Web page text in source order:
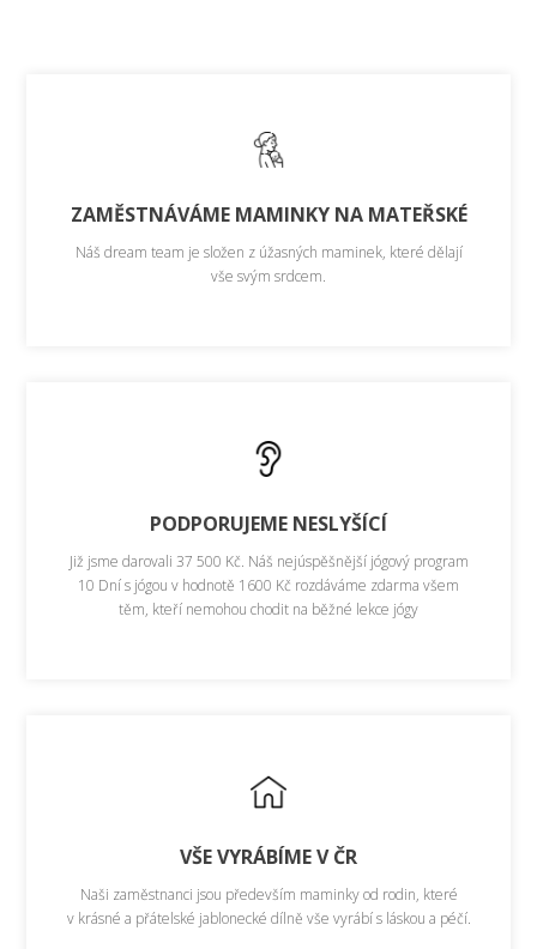
ZAMĚSTNÁVÁME MAMINKY NA MATEŘSKÉ
Náš dream team je složen z úžasných maminek, které dělají
vše svým srdcem.
PODPORUJEME NESLYŠÍCÍ
Již jsme darovali 37 500 Kč. Náš nejúspěšnější jógový program
10 Dní s jógou v hodnotě 1600 Kč rozdáváme zdarma všem
těm, kteří nemohou chodit na běžné lekce jógy
VŠE VYRÁBÍME V ČR
Naši zaměstnanci jsou především maminky od rodin, které
v krásné a přátelské jablonecké dílně vše vyrábí s láskou a péčí.